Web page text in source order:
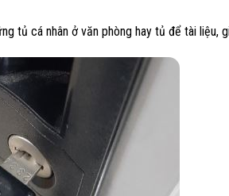
tủ cá nhân ở văn phòng hay tủ để tài liệu,